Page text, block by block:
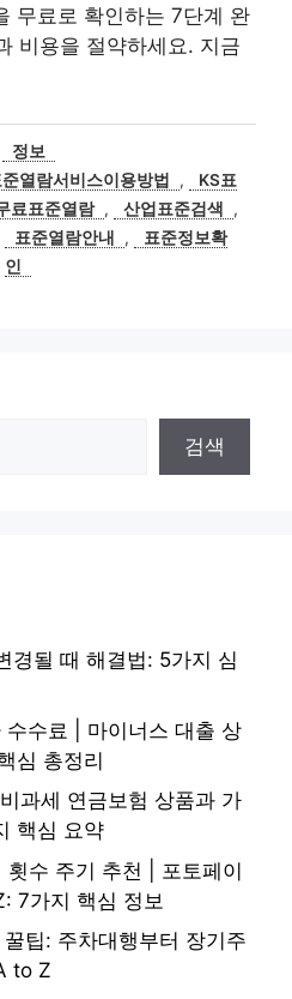
무료로 확인하는 7단계 완
비용을 절약하세요. 지금
카
테
고
리
정보
열람서비스이용방법 ,
KS표
료표준열람 , 산업표준검색
,
표준열람안내 ,
표준정보확
인
검색
경될 때 해결법: 5가지 심
수수료 | 마이너스 대출 상
심 총정리
과세 연금보험 상품과 가
핵심 요약
횟수 주기 추천 | 포토페이
7가지 핵심 정보
팁: 주차대행부터 장기주
to Z